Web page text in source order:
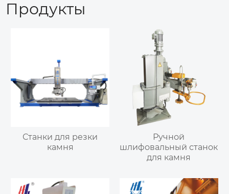
Продукты
Станки для резки
камня
Ручной
шлифовальный станок
для камня